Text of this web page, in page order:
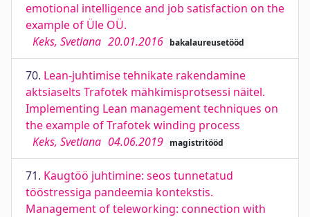
emotional intelligence and job satisfaction on the
example of Üle OÜ.
Keks, Svetlana 20.01.2016 bakalaureusetööd
70. Lean-juhtimise tehnikate rakendamine
aktsiaselts Trafotek mähkimisprotsessi näitel.
Implementing Lean management techniques on
the example of Trafotek winding process
Keks, Svetlana 04.06.2019 magistritööd
71. Kaugtöö juhtimine: seos tunnetatud
tööstressiga pandeemia kontekstis.
Management of teleworking: connection with